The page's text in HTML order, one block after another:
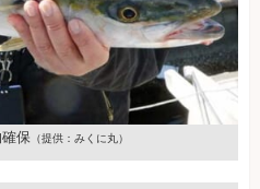
保 （提供：みくに丸）